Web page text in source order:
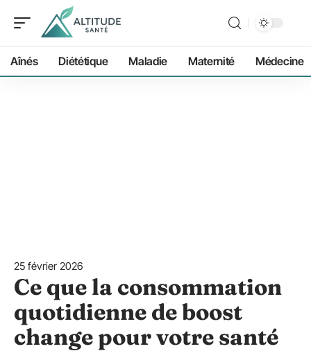
Aînés Diététique Maladie Maternité Médecine
25 février 2026
Ce que la consommation
quotidienne de boost
change pour votre santé